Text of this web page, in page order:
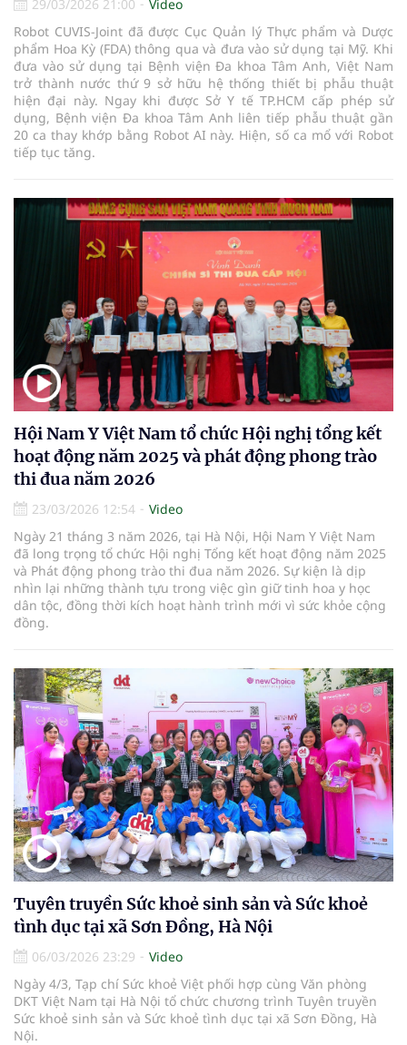
29/03/2026 21:00
Video
Robot CUVIS-Jointđã được Cục Quản lý Thực phẩm và Dược
phẩm Hoa Kỳ (FDA) thông qua và đưa vào sử dụng tại Mỹ. Khi
đưa vào sử dụng tại Bệnh viện Đa khoa Tâm Anh, Việt Nam
trở thành nước thứ 9 sở hữu hệ thống thiết bị phẫu thuật
hiện đại này. Ngay khi được Sở Y tế TP.HCM cấp phép sử
dụng, Bệnh viện Đa khoa Tâm Anh liên tiếp phẫu thuật gần
20 ca thay khớp bằng Robot AI này. Hiện, số ca mổ với Robot
tiếp tục tăng.
Hội Nam Y Việt Nam tổ chức Hội nghị tổng kết
hoạt động năm 2025 và phát động phong trào
thi đua năm 2026
23/03/2026 12:54
Video
Ngày 21 tháng 3 năm 2026, tại Hà Nội, Hội Nam Y Việt Nam
đã long trọng tổ chức Hội nghị Tổng kết hoạt động năm 2025
và Phát động phong trào thi đua năm 2026. Sự kiện là dịp
nhìn lại những thành tựu trong việc gìn giữ tinh hoa y học
dân tộc, đồng thời kích hoạt hành trình mới vì sức khỏe cộng
đồng.
Tuyên truyền Sức khoẻ sinh sản và Sức khoẻ
tình dục tại xã Sơn Đồng, Hà Nội
06/03/2026 23:29
Video
Ngày 4/3, Tạp chí Sức khoẻ Việt phối hợp cùng Văn phòng
DKT Việt Nam tại Hà Nội tổ chức chương trình Tuyên truyền
Sức khoẻ sinh sản và Sức khoẻ tình dục tại xã Sơn Đồng, Hà
Nội.